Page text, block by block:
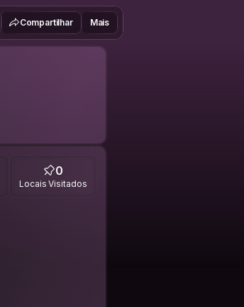
Compartilhar Mais
0
Locais Visitados